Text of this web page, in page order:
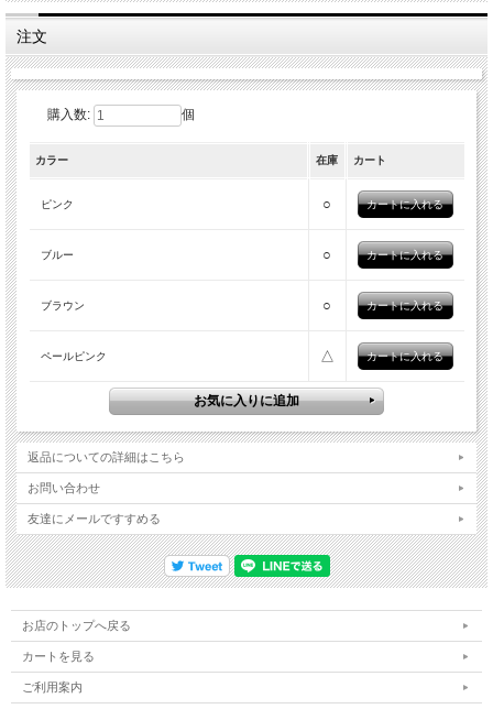
注文
購入数: 個
カラー 在庫 カート
ピンク ○
ブルー ○
ブラウン ○
ペールピンク △
返品についての詳細はこちら
お問い合わせ
友達にメールですすめる
お店のトップへ戻る
カートを見る
ご利用案内